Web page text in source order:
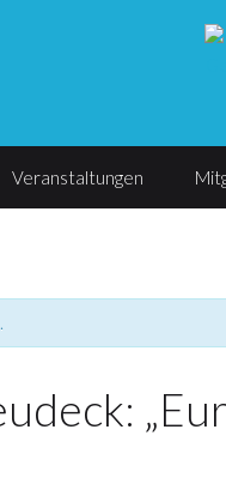
Veranstaltungen